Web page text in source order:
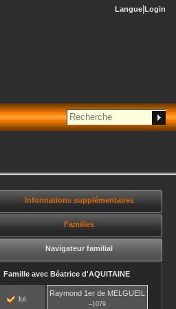
Langue Login
Informations supplémentaires
Familles
Navigateur familial
Famille avec Béatrice d'AQUITAINE
lui
Raymond 1er de MELGUEIL
–1079